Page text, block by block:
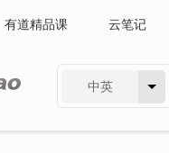
有道精品课 云笔记
中英